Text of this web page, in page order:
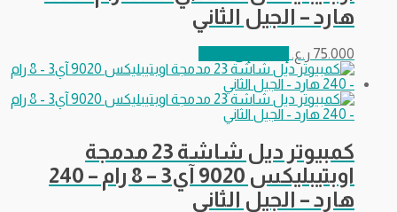
هارد – الجيل الثاني
75.000 ر.ع.
كمبيوتر ديل شاشة 23 مدمجة
اوبتيبليكس 9020 آي3 – 8 رام – 240
هارد – الجيل الثاني